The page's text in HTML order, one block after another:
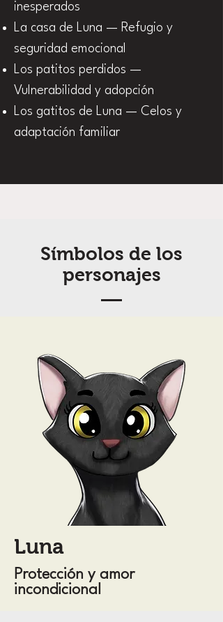
inesperados
La casa de Luna — Refugio y
seguridad emocional
Los patitos perdidos —
Vulnerabilidad y adopción
Los gatitos de Luna — Celos y
adaptación familiar
Símbolos de los
personajes
Luna
Protección y amor
incondicional